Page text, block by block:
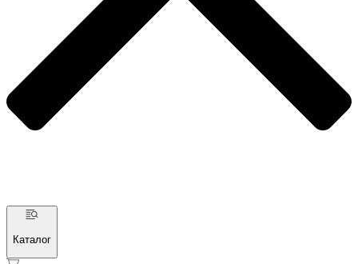
Каталог